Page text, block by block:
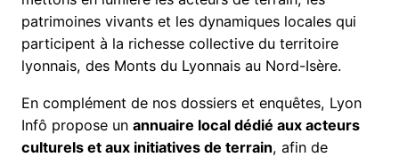
patrimoines vivants et les dynamiques locales qui
participent à la richesse collective du territoire
lyonnais, des Monts du Lyonnais au Nord-Isère.
En complément de nos dossiers et enquêtes, Lyon
Infô propose un annuaire local dédié aux acteurs
culturels et aux initiatives de terrain, afin de